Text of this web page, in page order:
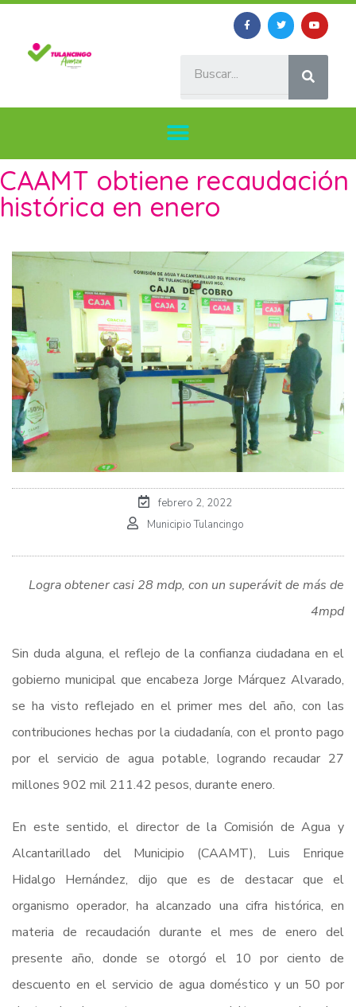
CAAMT obtiene recaudación
histórica en enero
febrero 2, 2022
Municipio Tulancingo
Logra obtener casi 28 mdp, con un superávit de más de
4mpd
Sin duda alguna, el reflejo de la confianza ciudadana en el
gobierno municipal que encabeza Jorge Márquez Alvarado,
se ha visto reflejado en el primer mes del año, con las
contribuciones hechas por la ciudadanía, con el pronto pago
por el servicio de agua potable, logrando recaudar 27
millones 902 mil 211.42 pesos, durante enero.
En este sentido, el director de la Comisión de Agua y
Alcantarillado del Municipio (CAAMT), Luis Enrique
Hidalgo Hernández, dijo que es de destacar que el
organismo operador, ha alcanzado una cifra histórica, en
materia de recaudación durante el mes de enero del
presente año, donde se otorgó el 10 por ciento de
descuento en el servicio de agua doméstico y un 50 por